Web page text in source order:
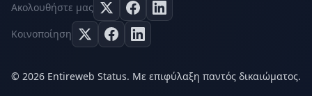
Ακολουθήστε μας
Κοινοποίηση
© 2026 Entireweb Status. Με επιφύλαξη παντός δικαιώματος.